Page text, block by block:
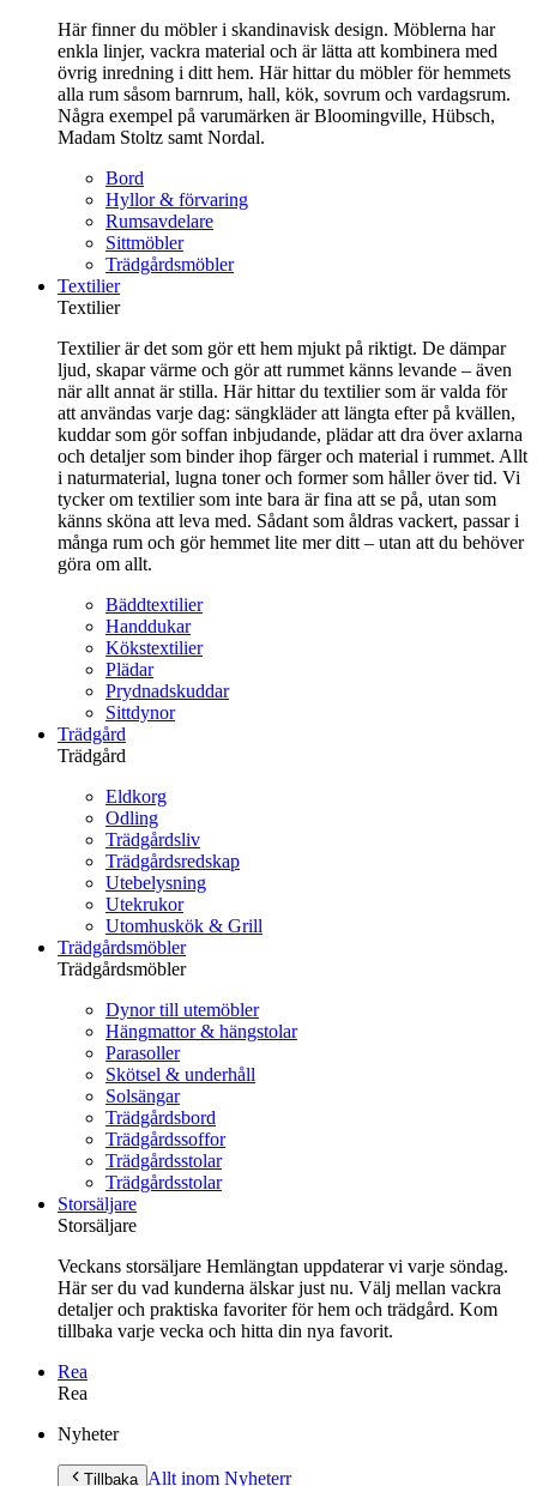
Här finner du möbler i skandinavisk design. Möblerna har
enkla linjer, vackra material och är lätta att kombinera med
övrig inredning i ditt hem. Här hittar du möbler för hemmets
alla rum såsom barnrum, hall, kök, sovrum och vardagsrum.
Några exempel på varumärken är Bloomingville, Hübsch,
Madam Stoltz samt Nordal.
Bord
Hyllor & förvaring
Rumsavdelare
Sittmöbler
Trädgårdsmöbler
Textilier
Textilier
Textilier är det som gör ett hem mjukt på riktigt. De dämpar
ljud, skapar värme och gör att rummet känns levande – även
när allt annat är stilla. Här hittar du textilier som är valda för
att användas varje dag: sängkläder att längta efter på kvällen,
kuddar som gör soffan inbjudande, plädar att dra över axlarna
och detaljer som binder ihop färger och material i rummet. Allt
i naturmaterial, lugna toner och former som håller över tid. Vi
tycker om textilier som inte bara är fina att se på, utan som
känns sköna att leva med. Sådant som åldras vackert, passar i
många rum och gör hemmet lite mer ditt – utan att du behöver
göra om allt.
Bäddtextilier
Handdukar
Kökstextilier
Plädar
Prydnadskuddar
Sittdynor
Trädgård
Trädgård
Eldkorg
Odling
Trädgårdsliv
Trädgårdsredskap
Utebelysning
Utekrukor
Utomhuskök & Grill
Trädgårdsmöbler
Trädgårdsmöbler
Dynor till utemöbler
Hängmattor & hängstolar
Parasoller
Skötsel & underhåll
Solsängar
Trädgårdsbord
Trädgårdssoffor
Trädgårdsstolar
Trädgårdsstolar
Storsäljare
Storsäljare
Veckans storsäljare Hemlängtan uppdaterar vi varje söndag.
Här ser du vad kunderna älskar just nu. Välj mellan vackra
detaljer och praktiska favoriter för hem och trädgård. Kom
tillbaka varje vecka och hitta din nya favorit.
Rea
Rea
Nyheter
Tillbaka Allt inom Nyheterr